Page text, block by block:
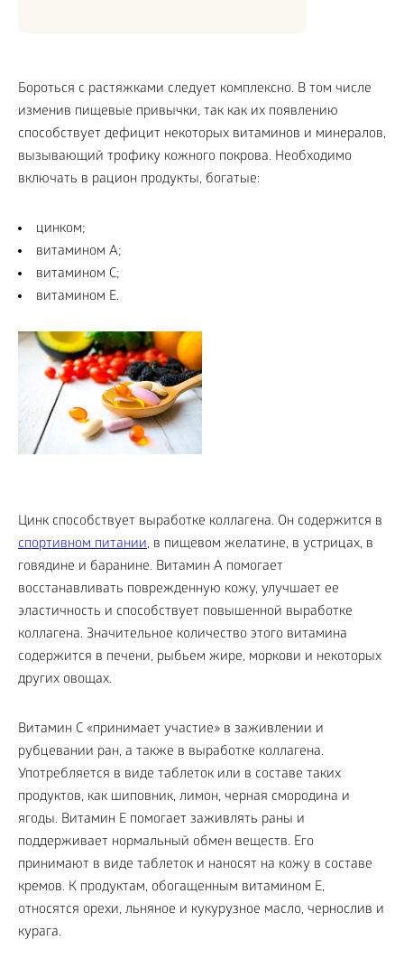
Бороться с растяжками следует комплексно. В том числе
изменив пищевые привычки, так как их появлению
способствует дефицит некоторых витаминов и минералов,
вызывающий трофику кожного покрова. Необходимо
включать в рацион продукты, богатые:
цинком;
витамином A;
витамином C;
витамином E.
Цинк способствует выработке коллагена. Он содержится в
спортивном питании, в пищевом желатине, в устрицах, в
говядине и баранине. Витамин A помогает
восстанавливать поврежденную кожу, улучшает ее
эластичность и способствует повышенной выработке
коллагена. Значительное количество этого витамина
содержится в печени, рыбьем жире, моркови и некоторых
других овощах.
Витамин C «принимает участие» в заживлении и
рубцевании ран, а также в выработке коллагена.
Употребляется в виде таблеток или в составе таких
продуктов, как шиповник, лимон, черная смородина и
ягоды. Витамин E помогает заживлять раны и
поддерживает нормальный обмен веществ. Его
принимают в виде таблеток и наносят на кожу в составе
кремов. К продуктам, обогащенным витамином Е,
относятся орехи, льняное и кукурузное масло, чернослив и
курага.